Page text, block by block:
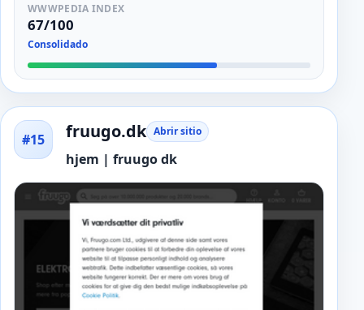
WWWPEDIA INDEX
67/100
Consolidado
#15 fruugo.dk Abrir sitio
hjem | fruugo dk